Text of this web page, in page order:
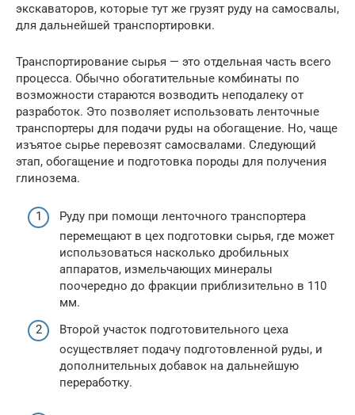
экскаваторов, которые тут же грузят руду на самосвалы,
для дальнейшей транспортировки.
Транспортирование сырья — это отдельная часть всего
процесса. Обычно обогатительные комбинаты по
возможности стараются возводить неподалеку от
разработок. Это позволяет использовать ленточные
транспортеры для подачи руды на обогащение. Но, чаще
изъятое сырье перевозят самосвалами. Следующий
этап, обогащение и подготовка породы для получения
глинозема.
Руду при помощи ленточного транспортера
перемещают в цех подготовки сырья, где может
использоваться насколько дробильных
аппаратов, измельчающих минералы
поочередно до фракции приблизительно в 110
мм.
Второй участок подготовительного цеха
осуществляет подачу подготовленной руды, и
дополнительных добавок на дальнейшую
переработку.